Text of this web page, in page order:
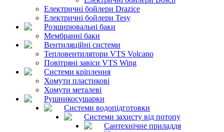
Електричні бойлери Drazice
Електричні бойлери Tesy
Розширювальні баки
Мембранні баки
Вентиляційні системи
Тепловентилятори VTS Volcano
Повітряні завіси VTS Wing
Системи кріплення
Хомути пластикові
Хомути металеві
Рушникосушарки
Системи водопідготовки
Системи захисту від потопу
Сантехнічне приладдя